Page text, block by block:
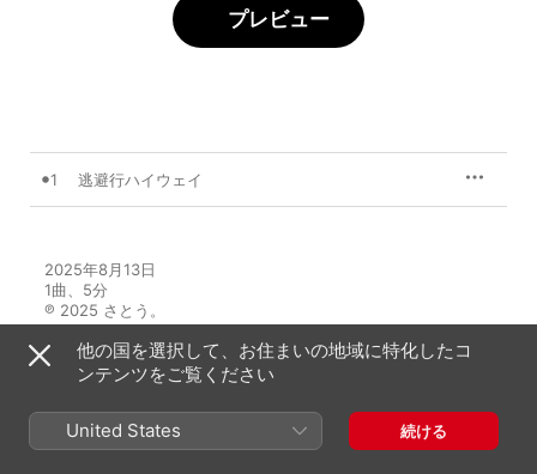
プレビュー
1 逃避行ハイウェイ
2025年8月13日
1曲、5分
℗ 2025 さとう。
さとう。のその他の作品
他の国を選択して、お住まいの地域に特化したコ
ンテンツをご覧ください
United States 続ける